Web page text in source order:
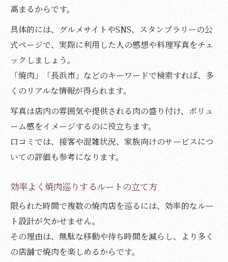
焼肉店選びは口コミ評価で失敗を防ごう
焼肉スタンプラリーで写真付き口コミが大
活躍
焼肉体験前にチェックすべき口コミのポイ
ント
口コミで知る焼肉店の雰囲気やおすすめ情
報
焼肉巡りで後悔しないための口コミ活用術
焼肉とラーメン情報の組み合わせ活用法
焼肉スタンプラリーとラーメン食べ比べの
焼肉巡りの合間に寄れるラーメン店情報
焼肉とラーメンの組み合わせで満足度アッ
プ
焼肉スタンプラリー中のラーメン活用術紹
介
高まるからです。
具体的には、グルメサイトやSNS、スタンプラリーの公
式ページで、実際に利用した人の感想や料理写真をチェ
ックしましょう。
「焼肉」「長浜市」などのキーワードで検索すれば、多
くのリアルな情報が得られます。
写真は店内の雰囲気や提供される肉の盛り付け、ボリュ
ーム感をイメージするのに役立ちます。
口コミでは、接客や混雑状況、家族向けのサービスにつ
いての評価も参考になります。
効率よく焼肉巡りするルートの立て方
限られた時間で複数の焼肉店を巡るには、効率的なルー
ト設計が欠かせません。
その理由は、無駄な移動や待ち時間を減らし、より多く
の店舗で焼肉を楽しめるからです。